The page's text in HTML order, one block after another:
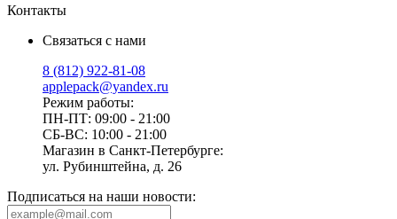
Контакты
Связаться с нами
8 (812) 922-81-08
applepack@yandex.ru
Режим работы:
ПН-ПТ: 09:00 - 21:00
СБ-ВС: 10:00 - 21:00
Магазин в Санкт-Петербурге:
ул. Рубинштейна, д. 26
Подписаться на наши новости: